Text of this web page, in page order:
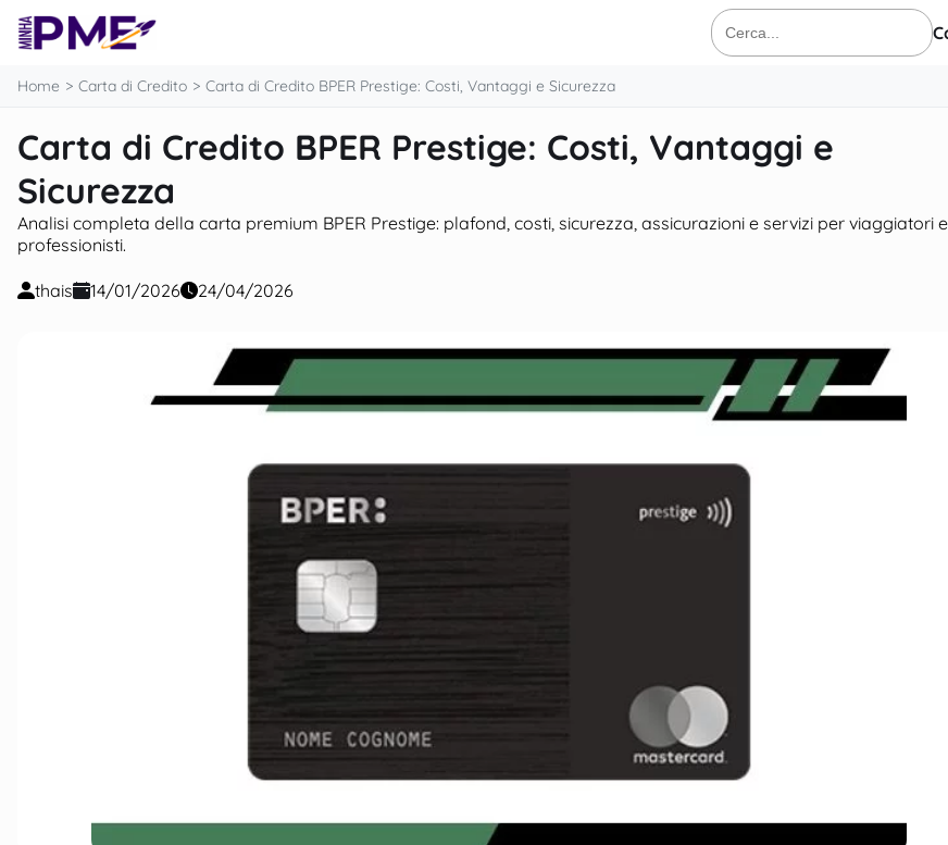
contenuto
Cerca:
Home Carta di Credito Carta di Credito BPER Prestige: Costi, Vantaggi e Sicurezza
Carta di Credito BPER Prestige: Costi, Vantaggi e
Sicurezza
Analisi completa della carta premium BPER Prestige: plafond, costi, sicurezza, assicurazioni e servizi per viaggiatori e
professionisti.
thais 14/01/2026 24/04/2026